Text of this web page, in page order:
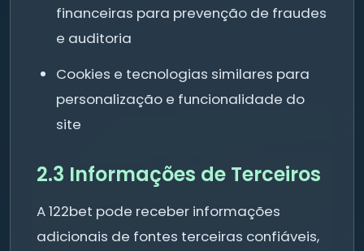
financeiras para prevenção de fraudes
e auditoria
Cookies e tecnologias similares para
personalização e funcionalidade do
site
2.3 Informações de Terceiros
A 122bet pode receber informações
adicionais de fontes terceiras confiáveis,